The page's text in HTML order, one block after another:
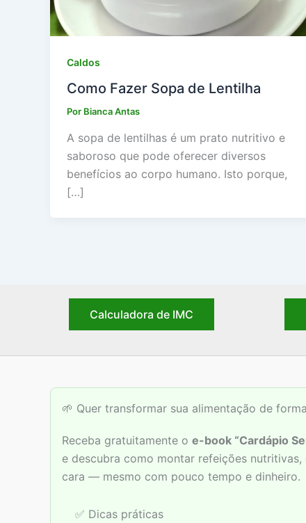
Caldos
Como Fazer Sopa de Lentilha
Por Bianca Antas
A sopa de lentilhas é um prato nutritivo e
saboroso que pode oferecer diversos
benefícios ao corpo humano. Isto porque,
[…]
Calculadora de IMC
🌱 Quer transformar sua alimentação de
Receba gratuitamente o e-book “Cardápio
e descubra como montar refeições nutritivas,
cara — mesmo com pouco tempo e dinheiro.
✅ Dicas práticas